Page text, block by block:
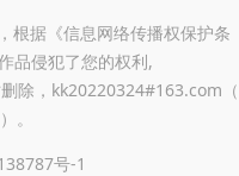
根据《信息网络传播权保护条
品侵犯了您的权利,
除，kk20220324#163.com
。
号-1